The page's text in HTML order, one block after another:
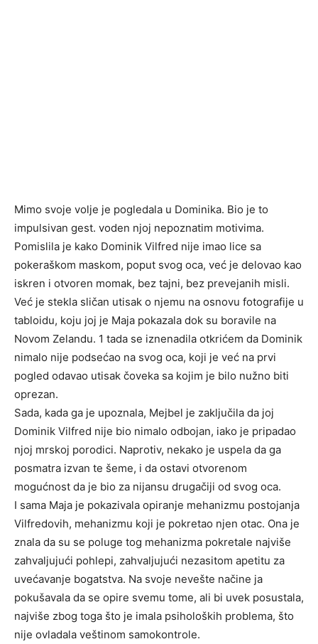
Mimo svoje volje je pogledala u Dominika. Bio je to
impulsivan gest. voden njoj nepoznatim motivima.
Pomislila je kako Dominik Vilfred nije imao lice sa
pokeraškom maskom, poput svog oca, već je delovao kao
iskren i otvoren momak, bez tajni, bez prevejanih misli.
Već je stekla sličan utisak o njemu na osnovu fotografije u
tabloidu, koju joj je Maja pokazala dok su boravile na
Novom Zelandu. 1 tada se iznenadila otkrićem da Dominik
nimalo nije podsećao na svog oca, koji je već na prvi
pogled odavao utisak čoveka sa kojim je bilo nužno biti
oprezan.
Sada, kada ga je upoznala, Mejbel je zaključila da joj
Dominik Vilfred nije bio nimalo odbojan, iako je pripadao
njoj mrskoj porodici. Naprotiv, nekako je uspela da ga
posmatra izvan te šeme, i da ostavi otvorenom
mogućnost da je bio za nijansu drugačiji od svog oca.
I sama Maja je pokazivala opiranje mehanizmu postojanja
Vilfredovih, mehanizmu koji je pokretao njen otac. Ona je
znala da su se poluge tog mehanizma pokretale najviše
zahvaljujući pohlepi, zahvaljujući nezasitom apetitu za
uvećavanje bogatstva. Na svoje nevešte načine ja
pokušavala da se opire svemu tome, ali bi uvek posustala,
najviše zbog toga što je imala psiholoških problema, što
nije ovladala veštinom samokontrole.